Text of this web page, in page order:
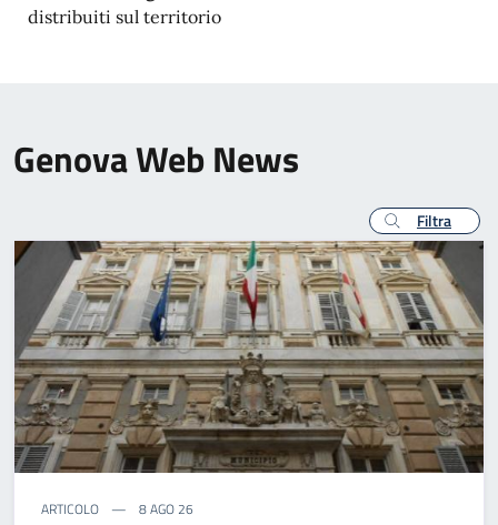
distribuiti sul territorio
Genova Web News
Filtra
ARTICOLO 8 AGO 26